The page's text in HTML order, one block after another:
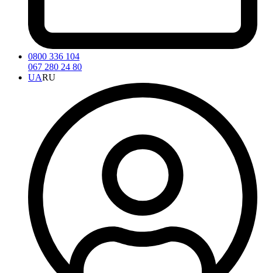
0800 336 104
067 280 24 80
UARU